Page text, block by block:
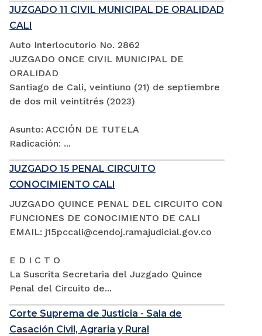
JUZGADO 11 CIVIL MUNICIPAL DE ORALIDAD
CALI
Auto Interlocutorio No. 2862
JUZGADO ONCE CIVIL MUNICIPAL DE
ORALIDAD
Santiago de Cali, veintiuno (21) de septiembre
de dos mil veintitrés (2023)
Asunto: ACCIÓN DE TUTELA
Radicación: ...
JUZGADO 15 PENAL CIRCUITO
CONOCIMIENTO CALI
JUZGADO QUINCE PENAL DEL CIRCUITO CON
FUNCIONES DE CONOCIMIENTO DE CALI
EMAIL: j15pccali@cendoj.ramajudicial.gov.co
E D I C T O
La Suscrita Secretaria del Juzgado Quince
Penal del Circuito de...
Corte Suprema de Justicia - Sala de
Casación Civil, Agraria y Rural